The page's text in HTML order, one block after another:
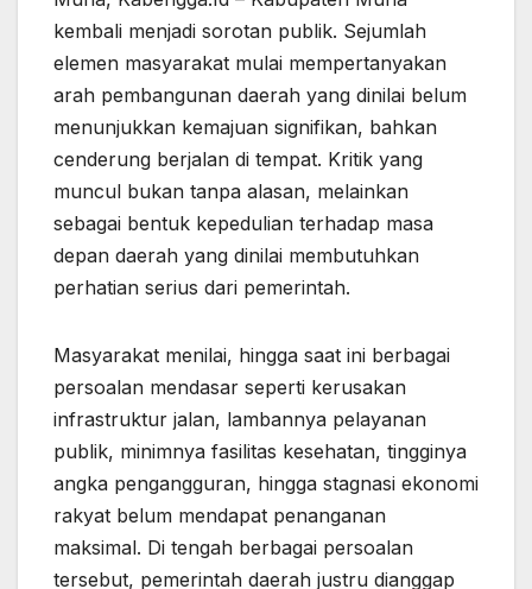
kembali menjadi sorotan publik. Sejumlah
elemen masyarakat mulai mempertanyakan
arah pembangunan daerah yang dinilai belum
menunjukkan kemajuan signifikan, bahkan
cenderung berjalan di tempat. Kritik yang
muncul bukan tanpa alasan, melainkan
sebagai bentuk kepedulian terhadap masa
depan daerah yang dinilai membutuhkan
perhatian serius dari pemerintah.
Masyarakat menilai, hingga saat ini berbagai
persoalan mendasar seperti kerusakan
infrastruktur jalan, lambannya pelayanan
publik, minimnya fasilitas kesehatan, tingginya
angka pengangguran, hingga stagnasi ekonomi
rakyat belum mendapat penanganan
maksimal. Di tengah berbagai persoalan
tersebut, pemerintah daerah justru dianggap